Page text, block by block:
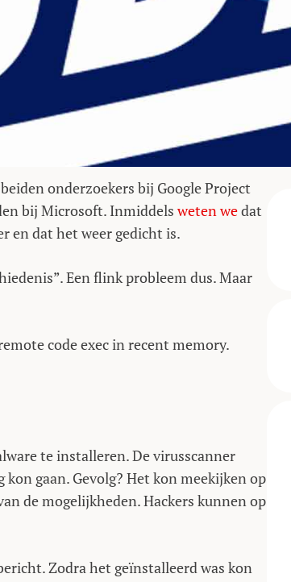
onderzoekers bij Google Project
bij Microsoft. Inmiddelsweten wedat
en dat het weer gedicht is.
Een flink probleem dus. Maar
code exec in recent memory.
te installeren. De virusscanner
gaan. Gevolg? Het kon meekijken op
de mogelijkheden. Hackers kunnen op
Zodra het geïnstalleerd was kon